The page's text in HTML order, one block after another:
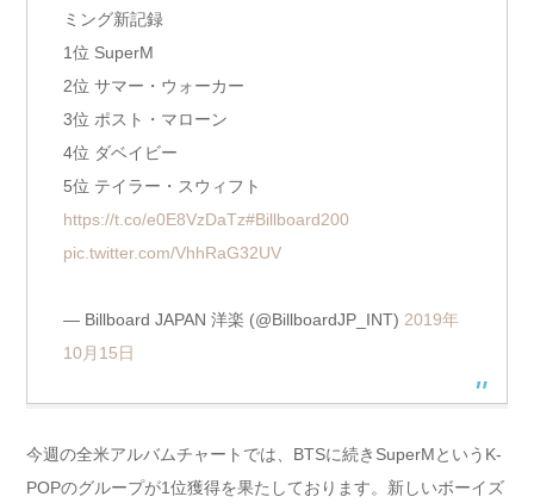
ミング新記録
1位 SuperM
2位 サマー・ウォーカー
3位 ポスト・マローン
4位 ダベイビー
5位 テイラー・スウィフト
https://t.co/e0E8VzDaTz#Billboard200
pic.twitter.com/VhhRaG32UV
— Billboard JAPAN 洋楽 (@BillboardJP_INT) 2019年
10月15日
今週の全米アルバムチャートでは、BTSに続きSuperMというK-
POPのグループが1位獲得を果たしております。新しいボーイズ